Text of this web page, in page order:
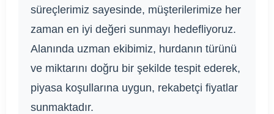
süreçlerimiz sayesinde, müşterilerimize her
zaman en iyi değeri sunmayı hedefliyoruz.
Alanında uzman ekibimiz, hurdanın türünü
ve miktarını doğru bir şekilde tespit ederek,
piyasa koşullarına uygun, rekabetçi fiyatlar
sunmaktadır.